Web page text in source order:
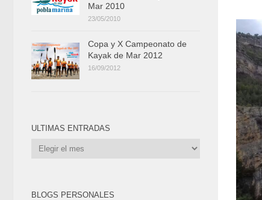
Mar 2010
23/05/2010
Copa y X Campeonato de
Kayak de Mar 2012
16/09/2012
ULTIMAS ENTRADAS
Ultimas
BLOGS PERSONALES